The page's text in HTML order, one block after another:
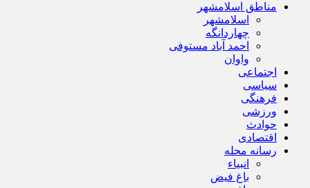
مناطق اسلامشهر
اسلامشهر
چهاردانگه
احمد آباد مستوفی
واوان
اجتماعی
سیاسی
فرهنگی
ورزشی
حوادث
اقتصادی
رسانه محله
انبیاء
باغ فیض